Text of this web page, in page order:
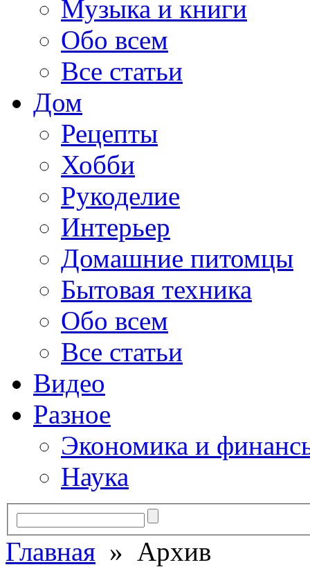
Музыка и книги
Обо всем
Все статьи
Дом
Рецепты
Хобби
Рукоделие
Интерьер
Домашние питомцы
Бытовая техника
Обо всем
Все статьи
Видео
Разное
Экономика и
Наука
Главная » Архив